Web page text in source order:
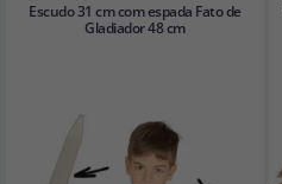
Escudo 31 cm com espada Fato de
Gladiador 48 cm